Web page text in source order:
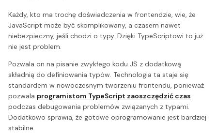
Każdy, kto ma trochę doświadczenia w frontendzie, wie, że
JavaScript może być skomplikowany, a czasem nawet
niebezpieczny, jeśli chodzi o typy. Dzięki TypeScriptowi to już
nie jest problem.
Pozwala on na pisanie zwykłego kodu JS z dodatkową
składnią do definiowania typów. Technologia ta staje się
standardem w nowoczesnym tworzeniu frontendu, ponieważ
pozwala programistom TypeScript zaoszczędzić czas
podczas debugowania problemów związanych z typami.
Dodatkowo sprawia, że gotowe oprogramowanie jest bardziej
stabilne.